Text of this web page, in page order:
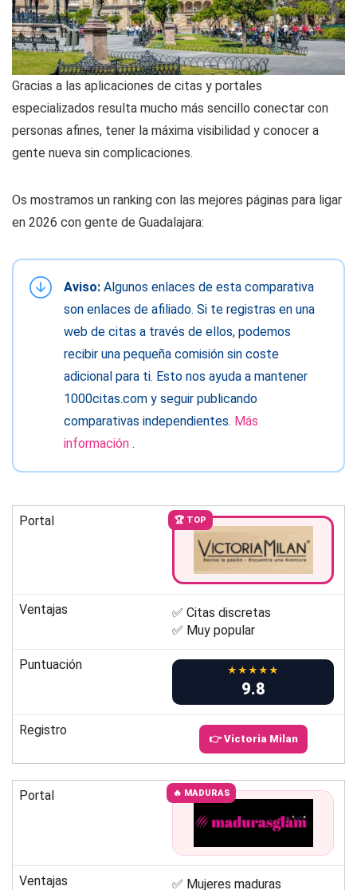
Gracias a las aplicaciones de citas y portales
especializados resulta mucho más sencillo conectar con
personas afines, tener la máxima visibilidad y conocer a
gente nueva sin complicaciones.
Os mostramos un ranking con las mejores páginas para ligar
en 2026 con gente de Guadalajara:
Aviso: Algunos enlaces de esta comparativa
son enlaces de afiliado. Si te registras en una
web de citas a través de ellos, podemos
recibir una pequeña comisión sin coste
adicional para ti. Esto nos ayuda a mantener
1000citas.com y seguir publicando
comparativas independientes. Más
información .
Portal 🏆 TOP
Ventajas
✅ Citas discretas
✅ Muy popular
Puntuación ★★★★★
9.8
Registro
👉 Victoria Milan
Portal 🔥 MADURAS
Ventajas ✅ Mujeres maduras